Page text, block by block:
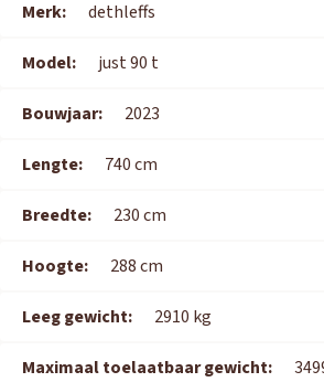
Merk: dethleffs
Model: just 90 t
Bouwjaar: 2023
Lengte: 740 cm
Breedte: 230 cm
Hoogte: 288 cm
Leeg gewicht: 2910 kg
Maximaal toelaatbaar gewicht: